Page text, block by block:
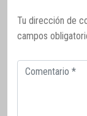
Tu dirección de
campos
Comentario